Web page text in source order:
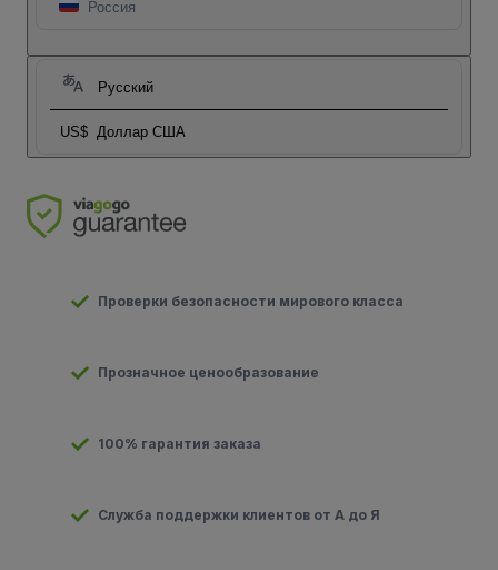
Россия
Русский
US$ Доллар США
Проверки безопасности мирового класса
Прозначное ценообразование
100% гарантия заказа
Служба поддержки клиентов от А до Я